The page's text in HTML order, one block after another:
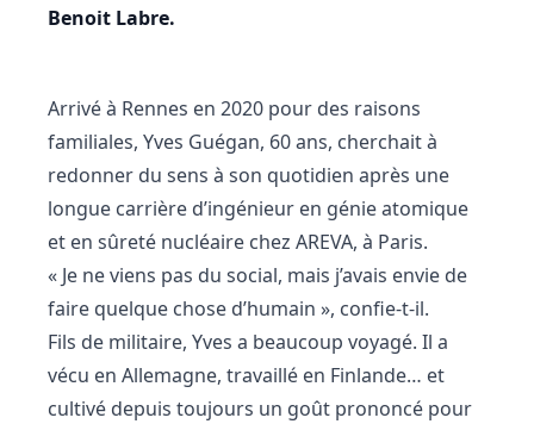
Benoit Labre.
Arrivé à Rennes en 2020 pour des raisons
familiales, Yves Guégan, 60 ans, cherchait à
redonner du sens à son quotidien après une
longue carrière d’ingénieur en génie atomique
et en sûreté nucléaire chez AREVA, à Paris.
« Je ne viens pas du social, mais j’avais envie de
faire quelque chose d’humain », confie-t-il.
Fils de militaire, Yves a beaucoup voyagé. Il a
vécu en Allemagne, travaillé en Finlande… et
cultivé depuis toujours un goût prononcé pour